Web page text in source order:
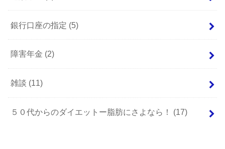
銀行口座の指定 (5)
障害年金 (2)
雑談 (11)
５０代からのダイエットー脂肪にさよなら！ (17)